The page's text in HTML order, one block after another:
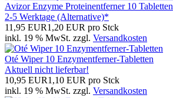
Avizor Enzyme Proteinentferner 10 Tabletten
2-5 Werktage (Alternative)*
11,95 EUR1,20 EUR pro Stck
inkl. 19 % MwSt. zzgl. Versandkosten
Oté Wiper 10 Enzymentferner-Tabletten
Aktuell nicht lieferbar!
10,95 EUR1,10 EUR pro Stck
inkl. 19 % MwSt. zzgl. Versandkosten